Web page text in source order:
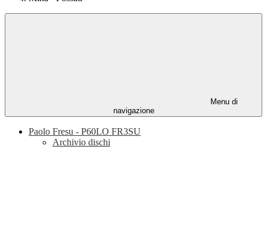
Menu di
navigazione
Paolo Fresu - P60LO FR3SU
Archivio dischi